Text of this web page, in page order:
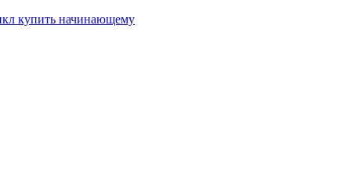
купить начинающему